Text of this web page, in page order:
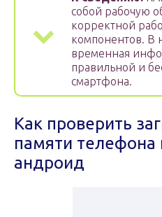
собой рабочую
корректной
компонентов. В
временная
правильной и
смартфона.
Как проверить
памяти телефона
андроид